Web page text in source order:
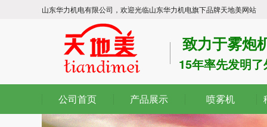
山东华力机电有限公司，欢迎光临山东华力机电旗下品牌天地美网站
致力于雾炮
15年率先发明
公司首页 产品展示 喷雾机